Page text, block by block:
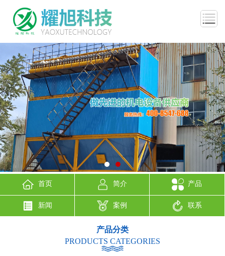
首页 简介 产品
新闻 案例 联系
产品分类
PRODUCTS CATEGORIES